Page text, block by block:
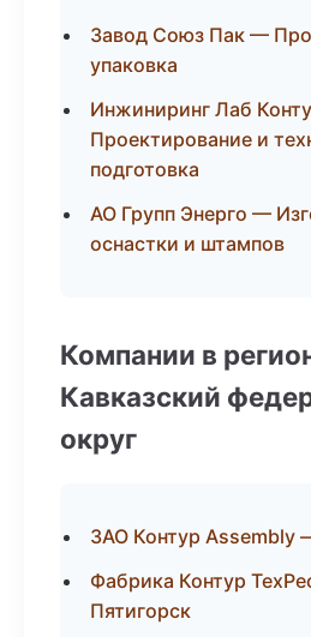
Завод Союз Пак —
упаковка
Инжиниринг Лаб
Проектирование и
подготовка
АО Групп Энерго —
оснастки и штампов
Компании в
Кавказский
округ
ЗАО Контур Assembly
Фабрика Контур
Пятигорск